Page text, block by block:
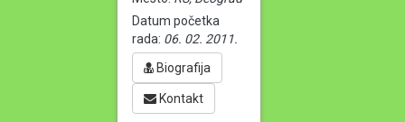
Datum početka
rada: 06. 02. 2011.
Biografija
Kontakt